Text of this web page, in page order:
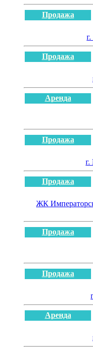
Продажа
Продажа
Аренда
Продажа
Продажа
ЖК
Продажа
Продажа
Аренда